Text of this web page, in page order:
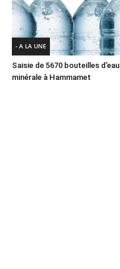
- A LA UNE
Saisie de 5670 bouteilles d’eau
minérale à Hammamet